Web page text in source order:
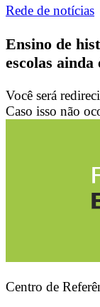
Rede de notícias
Ensino de
escolas
Você será
Caso isso não
Centro de